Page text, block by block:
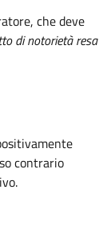
che deve
di notorietà resa
contrario